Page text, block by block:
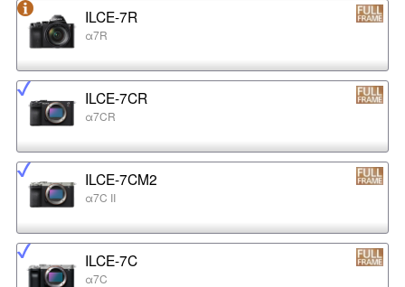
ILCE-7R
α7R
ILCE-7CR
α7CR
ILCE-7CM2
α7C II
ILCE-7C
α7C